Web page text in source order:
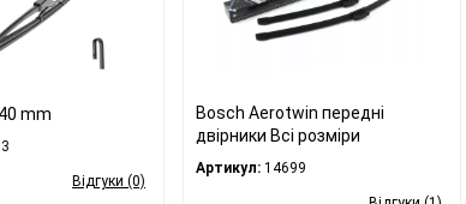
mm
Відгуки (0)
Bosch Aerotwin передні
двірники Всі розміри
Артикул: 14699